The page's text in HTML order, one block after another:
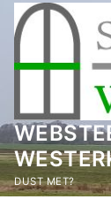
naar
inhoud
DUST MET?